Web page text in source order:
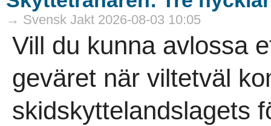
→ Svensk Jakt 2026-08-03 10:05
Vill du kunna avlossa
geväret när viltetväl
skidskyttelandslagets